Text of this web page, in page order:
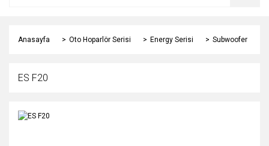
Anasayfa Oto Hoparlör Serisi Energy Serisi Subwoofer
ES F20